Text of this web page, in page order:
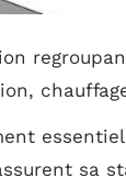
essentiel
sa